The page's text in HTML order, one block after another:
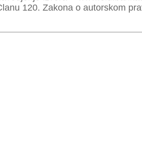
120. Zakona o autorskom